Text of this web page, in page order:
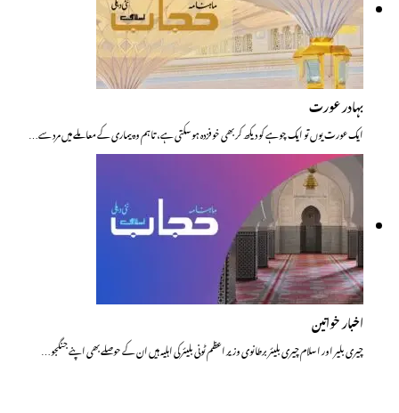
بہادر عورت
ایک عورت یوں تو ایک چوہے کو دیکھ کربھی خوفزدہ ہوسکتی ہے، تاہم وہ بیماری کے معاملے میں مرد سے…
اخبار خواتین
چیری بلیر اور اسلام چیری بلیئر برطانوی وزیر اعظم ٹونی بلیئر کی اہلیہ ہیں ان کے حوصلے بھی اپنے جنگجو…